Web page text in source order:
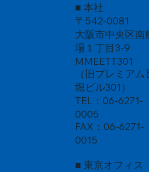
■ 本社
〒542-0081
大阪市中央区南
場１丁目3-9
MMEETT301
（旧プレミアム
堀ビル301）
TEL：06-6271-
0005
FAX：06-6271-
0015
■ 東京オフィス